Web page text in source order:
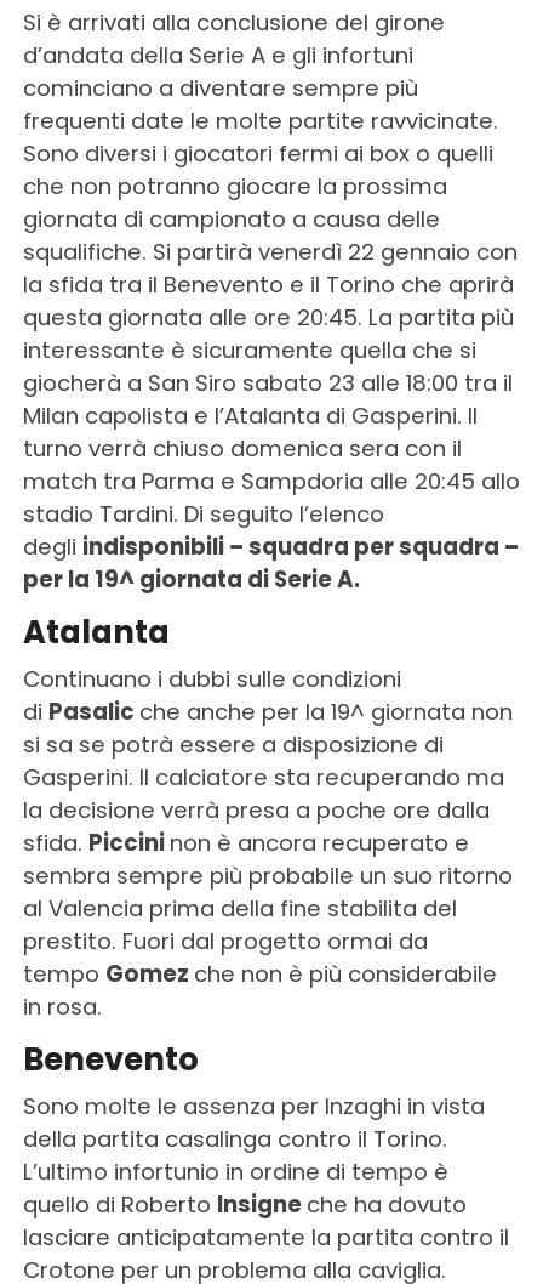
Si è arrivati alla conclusione del girone
d’andata della Serie A e gli infortuni
cominciano a diventare sempre più
frequenti date le molte partite ravvicinate.
Sono diversi i giocatori fermi ai box o quelli
che non potranno giocare la prossima
giornata di campionato a causa delle
squalifiche. Si partirà venerdì 22 gennaio con
la sfida tra il Benevento e il Torino che aprirà
questa giornata alle ore 20:45. La partita più
interessante è sicuramente quella che si
giocherà a San Siro sabato 23 alle 18:00 tra il
Milan capolista e l’Atalanta di Gasperini. Il
turno verrà chiuso domenica sera con il
match tra Parma e Sampdoria alle 20:45 allo
stadio Tardini. Di seguito l’elenco
degli indisponibili – squadra per squadra –
per la 19^ giornata di Serie A.
Atalanta
Continuano i dubbi sulle condizioni
di Pasalic che anche per la 19^ giornata non
si sa se potrà essere a disposizione di
Gasperini. Il calciatore sta recuperando ma
la decisione verrà presa a poche ore dalla
sfida. Piccini non è ancora recuperato e
sembra sempre più probabile un suo ritorno
al Valencia prima della fine stabilita del
prestito. Fuori dal progetto ormai da
tempo Gomez che non è più considerabile
in rosa.
Benevento
Sono molte le assenza per Inzaghi in vista
della partita casalinga contro il Torino.
L’ultimo infortunio in ordine di tempo è
quello di Roberto Insigne che ha dovuto
lasciare anticipatamente la partita contro il
Crotone per un problema alla caviglia.